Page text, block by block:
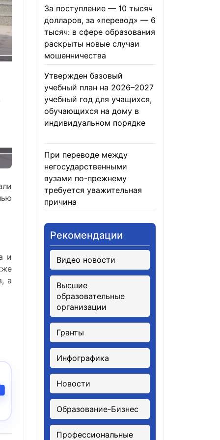
и
а
За поступление — 10 тысяч
долларов, за «перевод» — 6
тысяч: в сфере образования
раскрыты новые случаи
мошенничества
Утвержден базовый
учебный план на 2026–2027
учебный год для учащихся,
обучающихся на дому в
индивидуальном порядке
При переводе между
негосударственными
вузами по-прежнему
требуется уважительная
причина
Рекомендации
Видео новости
Высшие
образовательные
организации
Гранты
Инфографика
Новости
Образование-Бизнес
Профессиональные